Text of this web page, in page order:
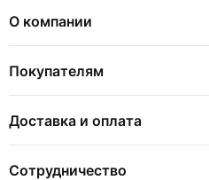
О компании
Покупателям
Доставка и оплата
Сотрудничество